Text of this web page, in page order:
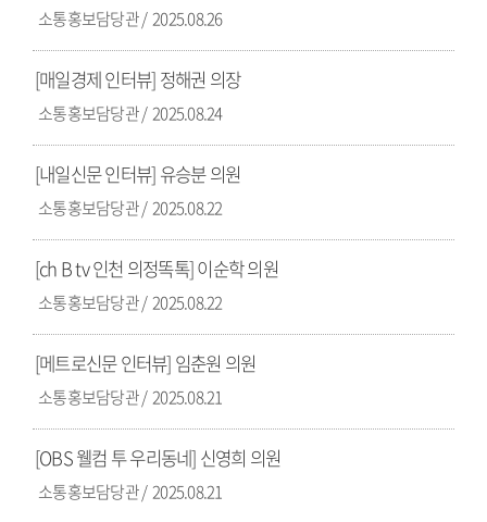
소통홍보담당관 2025.08.26
[매일경제 인터뷰] 정해권 의장
소통홍보담당관 2025.08.24
[내일신문 인터뷰] 유승분 의원
소통홍보담당관 2025.08.22
[ch B tv 인천 의정똑톡] 이순학 의원
소통홍보담당관 2025.08.22
[메트로신문 인터뷰] 임춘원 의원
소통홍보담당관 2025.08.21
[OBS 웰컴 투 우리동네] 신영희 의원
소통홍보담당관 2025.08.21